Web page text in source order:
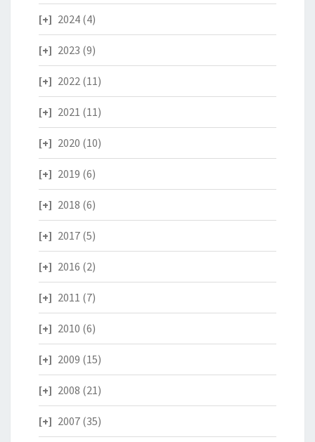
2024 (4)
2023 (9)
2022 (11)
2021 (11)
2020 (10)
2019 (6)
2018 (6)
2017 (5)
2016 (2)
2011 (7)
2010 (6)
2009 (15)
2008 (21)
2007 (35)